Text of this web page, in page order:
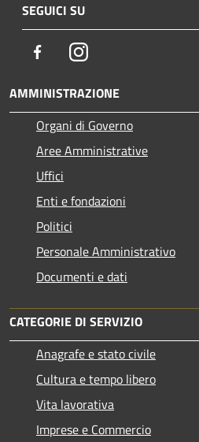
SEGUICI SU
FacebookInstagram
AMMINISTRAZIONE
Organi di Governo
Aree Amministrative
Uffici
Enti e fondazioni
Politici
Personale Amministrativo
Documenti e dati
CATEGORIE DI SERVIZIO
Anagrafe e stato civile
Cultura e tempo libero
Vita lavorativa
Imprese e Commercio